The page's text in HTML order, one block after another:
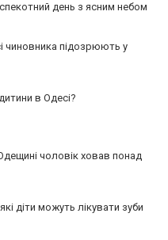
день з ясним небом
чиновника підозрюють у
в Одесі?
чоловік ховав понад
діти можуть лікувати зуби